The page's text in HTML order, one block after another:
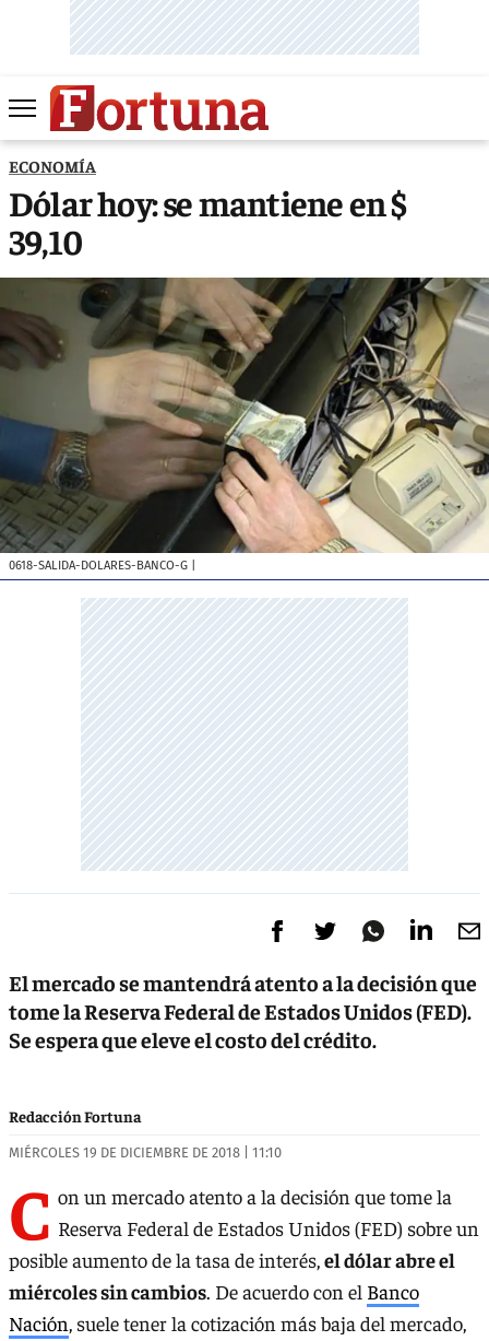
ECONOMÍA
Dólar hoy: se mantiene en $
39,10
0618-SALIDA-DOLARES-BANCO-G
El mercado se mantendrá atento a la decisión que
tome la Reserva Federal de Estados Unidos (FED).
Se espera que eleve el costo del crédito.
Redacción Fortuna
MIÉRCOLES 19 DE DICIEMBRE DE 2018 | 11:10
C on un mercado atento a la decisión que tome la
Reserva Federal de Estados Unidos (FED) sobre un
posible aumento de la tasa de interés,el dólar abre el
miércoles sin cambios. De acuerdo con el Banco
Nación, suele tener la cotización más baja del mercado,